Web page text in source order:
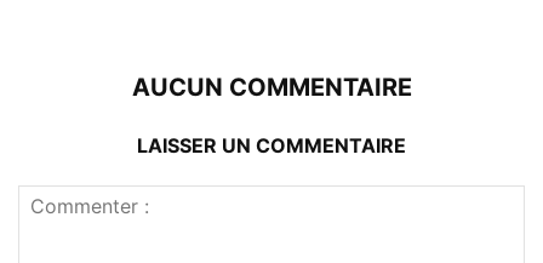
AUCUN COMMENTAIRE
LAISSER UN COMMENTAIRE